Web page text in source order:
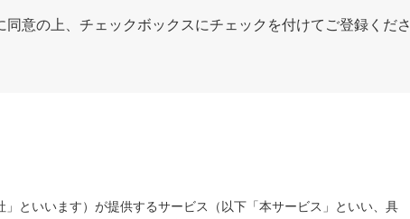
意の上、チェックボックスにチェックを付けてご登録くださ
といいます）が提供するサービス（以下「本サービス」といい、具